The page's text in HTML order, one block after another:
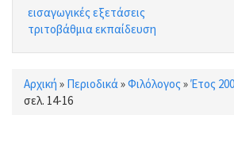
εισαγωγικές εξετάσεις
τριτοβάθμια εκπαίδευση
Είστε εδώ
Αρχική » Περιοδικά»Φιλόλογος »Έτος
σελ. 14-16